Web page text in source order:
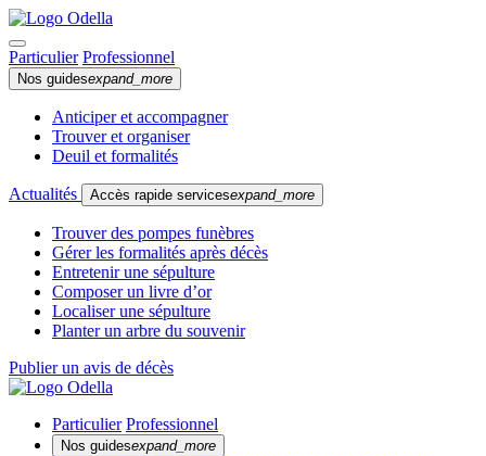
Particulier Professionnel
Nos guidesexpand_more
Anticiper et accompagner
Trouver et organiser
Deuil et formalités
Actualités Accès rapide servicesexpand_more
Trouver des pompes funèbres
Gérer les formalités après décès
Entretenir une sépulture
Composer un livre d’or
Localiser une sépulture
Planter un arbre du souvenir
Publier un avis de décès
Particulier Professionnel
Nos guidesexpand_more